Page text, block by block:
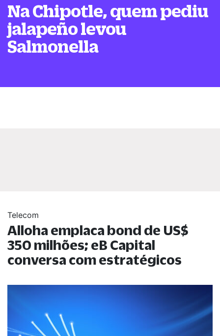
Na Chipotle, quem pediu
jalapeño levou
Salmonella
Telecom
Alloha emplaca bond de US$
350 milhões; eB Capital
conversa com estratégicos